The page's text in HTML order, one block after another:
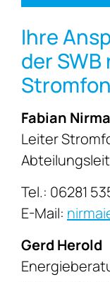
Ihre
der
Fabian
Leiter
Tel.: 06281
E-Mail:
Gerd Herold